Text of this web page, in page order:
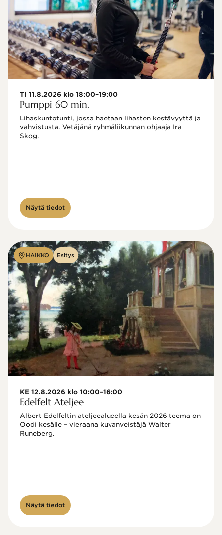
TI 11.8.2026 klo 18:00–19:00
Pumppi 60 min.
Lihaskuntotunti, jossa haetaan lihasten kestävyyttä ja
vahvistusta. Vetäjänä ryhmäliikunnan ohjaaja Ira
Skog.
Näytä tiedot
HAIKKO Esitys
KE 12.8.2026 klo 10:00–16:00
Edelfelt Ateljee
Albert Edelfeltin ateljeealueella kesän 2026 teema on
Oodi kesälle – vieraana kuvanveistäjä Walter
Näytä tiedot